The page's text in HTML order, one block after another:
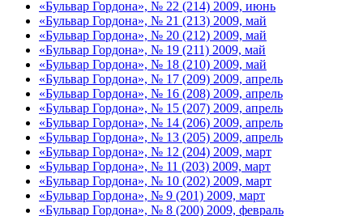
«Бульвар Гордона», № 22 (214) 2009, июнь
«Бульвар Гордона», № 21 (213) 2009, май
«Бульвар Гордона», № 20 (212) 2009, май
«Бульвар Гордона», № 19 (211) 2009, май
«Бульвар Гордона», № 18 (210) 2009, май
«Бульвар Гордона», № 17 (209) 2009, апрель
«Бульвар Гордона», № 16 (208) 2009, апрель
«Бульвар Гордона», № 15 (207) 2009, апрель
«Бульвар Гордона», № 14 (206) 2009, апрель
«Бульвар Гордона», № 13 (205) 2009, апрель
«Бульвар Гордона», № 12 (204) 2009, март
«Бульвар Гордона», № 11 (203) 2009, март
«Бульвар Гордона», № 10 (202) 2009, март
«Бульвар Гордона», № 9 (201) 2009, март
«Бульвар Гордона», № 8 (200) 2009, февраль